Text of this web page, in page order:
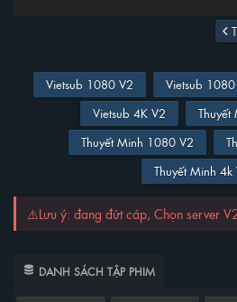
Vietsub 1080 V2 Vietsub 1080
Vietsub 4K V2
Thuyết Minh 1080 V2
Thuyết Minh 4k
⚠️Lưu ý: đang đứt cáp, Chọn server
DANH SÁCH TẬP PHIM